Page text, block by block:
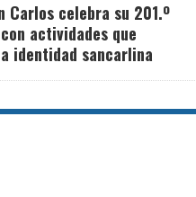
Carlos celebra su 201.º
actividades que
identidad sancarlina